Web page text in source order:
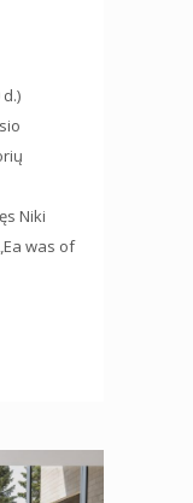
Niki
was of